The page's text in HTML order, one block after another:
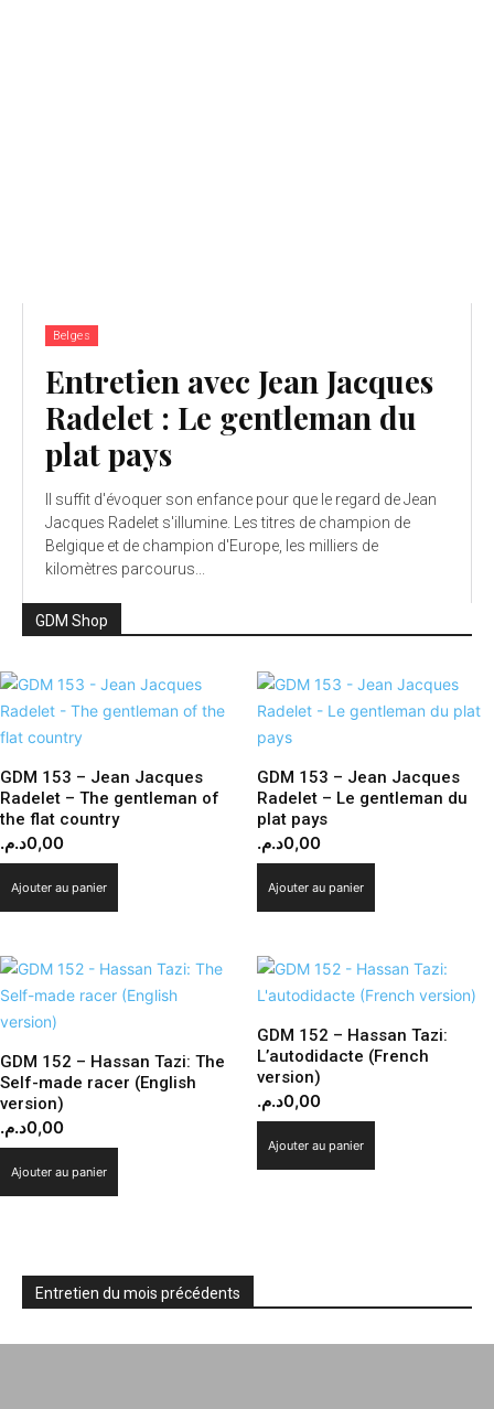
Belges
Entretien avec Jean Jacques
Radelet : Le gentleman du
plat pays
Il suffit d'évoquer son enfance pour que le regard de Jean
Jacques Radelet s'illumine. Les titres de champion de
Belgique et de champion d'Europe, les milliers de
kilomètres parcourus...
GDM Shop
GDM 153 – Jean Jacques
Radelet – The gentleman of
the flat country
0,00د.م.
Ajouter au panier
GDM 153 – Jean Jacques
Radelet – Le gentleman du
plat pays
0,00د.م.
Ajouter au panier
GDM 152 – Hassan Tazi: The
Self-made racer (English
version)
0,00د.م.
Ajouter au panier
GDM 152 – Hassan Tazi:
L’autodidacte (French
version)
0,00د.م.
Ajouter au panier
Entretien du mois précédents